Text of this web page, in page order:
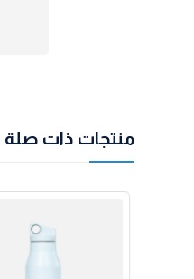
منتجات ذات صلة